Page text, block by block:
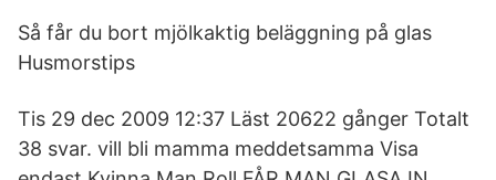
Så får du bort mjölkaktig beläggning på glas
Husmorstips
Tis 29 dec 2009 12:37 Läst 20622 gånger Totalt
38 svar. vill bli mamma meddet­samma Visa